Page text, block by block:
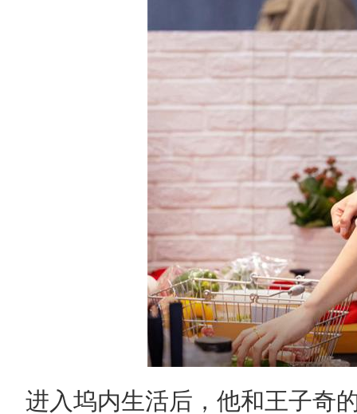
进入坞内生活后，他和王子奇